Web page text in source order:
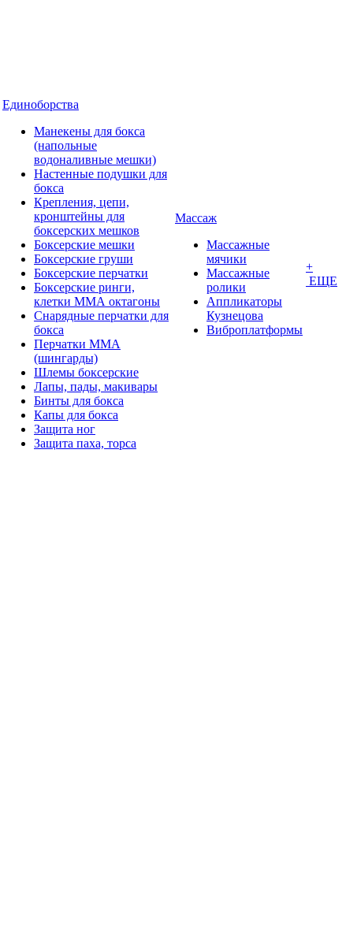
Единоборства
Манекены для бокса
(напольные
водоналивные мешки)
Настенные подушки для
бокса
Крепления, цепи,
кронштейны для
боксерских мешков
Боксерские мешки
Боксерские груши
Боксерские перчатки
Боксерские ринги,
клетки ММА октагоны
Снарядные перчатки для
бокса
Перчатки MMA
(шингарды)
Шлемы боксерские
Лапы, пады, макивары
Бинты для бокса
Капы для бокса
Защита ног
Защита паха, торса
Массаж
Массажные
мячики
Массажные
ролики
Аппликаторы
Кузнецова
Виброплатформы
+
ЕЩЕ